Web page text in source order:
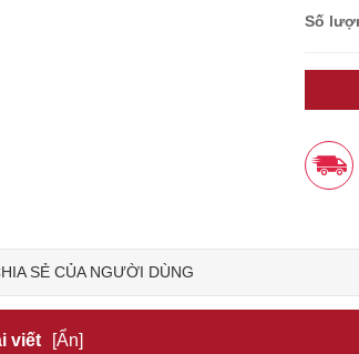
Số
SẺ CỦA NGƯỜI DÙNG
viết [Ẩn]